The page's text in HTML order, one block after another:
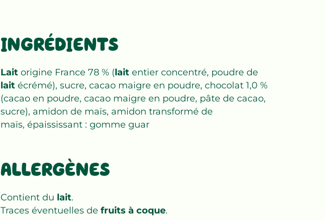
INGRÉDIENTS
Lait origine France 78 % (lait entier concentré, poudre de
lait écrémé), sucre, cacao maigre en poudre, chocolat 1,0 %
(cacao en poudre, cacao maigre en poudre, pâte de cacao,
sucre), amidon de maïs, amidon transformé de
maïs, épaississant : gomme guar
ALLERGÈNES
Contient du lait.
Traces éventuelles de fruits à coque.